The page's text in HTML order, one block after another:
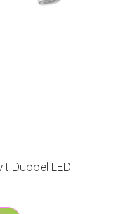
Dubbel LED